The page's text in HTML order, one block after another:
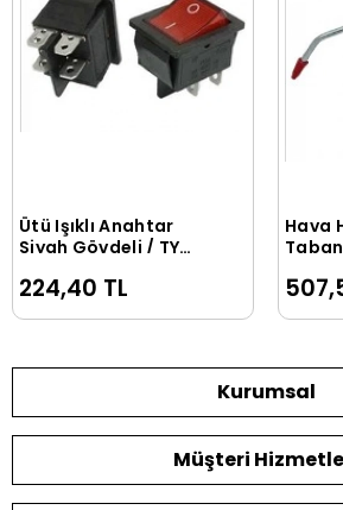
Sepete Ekle
Ütü Işıklı Anahtar
Siyah Gövdeli / TY
224,40 TL
Hava
Kurumsal
Müşteri